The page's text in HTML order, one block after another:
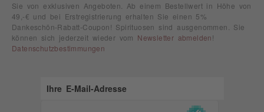
Sie von exklusiven Angeboten. Ab einem Bestellwert in Höhe von
49,-€ und bei Erstregistrierung erhalten Sie einen 5%
Dankeschön-Rabatt-Coupon! Spirituosen sind ausgenommen. Sie
können sich jederzeit wieder vom Newsletter abmelden !
Datenschutzbestimmungen